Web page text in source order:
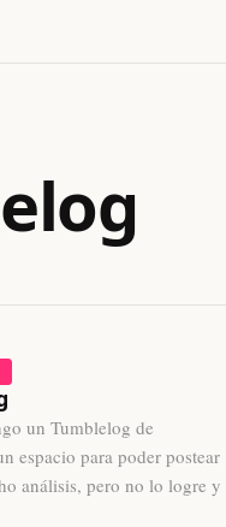
un Tumblelog de
espacio para poder postear
análisis, pero no lo logre y